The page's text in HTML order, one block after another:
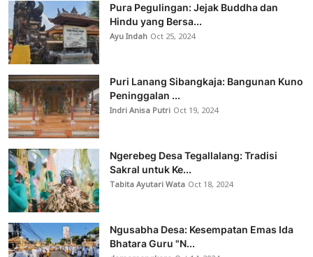
Pura Pegulingan: Jejak Buddha dan
Hindu yang Bersa...
Ayu Indah Oct 25, 2024
Puri Lanang Sibangkaja: Bangunan Kuno
Peninggalan ...
Indri Anisa Putri Oct 19, 2024
Ngerebeg Desa Tegallalang: Tradisi
Sakral untuk Ke...
Tabita Ayutari Wata Oct 18, 2024
Ngusabha Desa: Kesempatan Emas Ida
Bhatara Guru "N...